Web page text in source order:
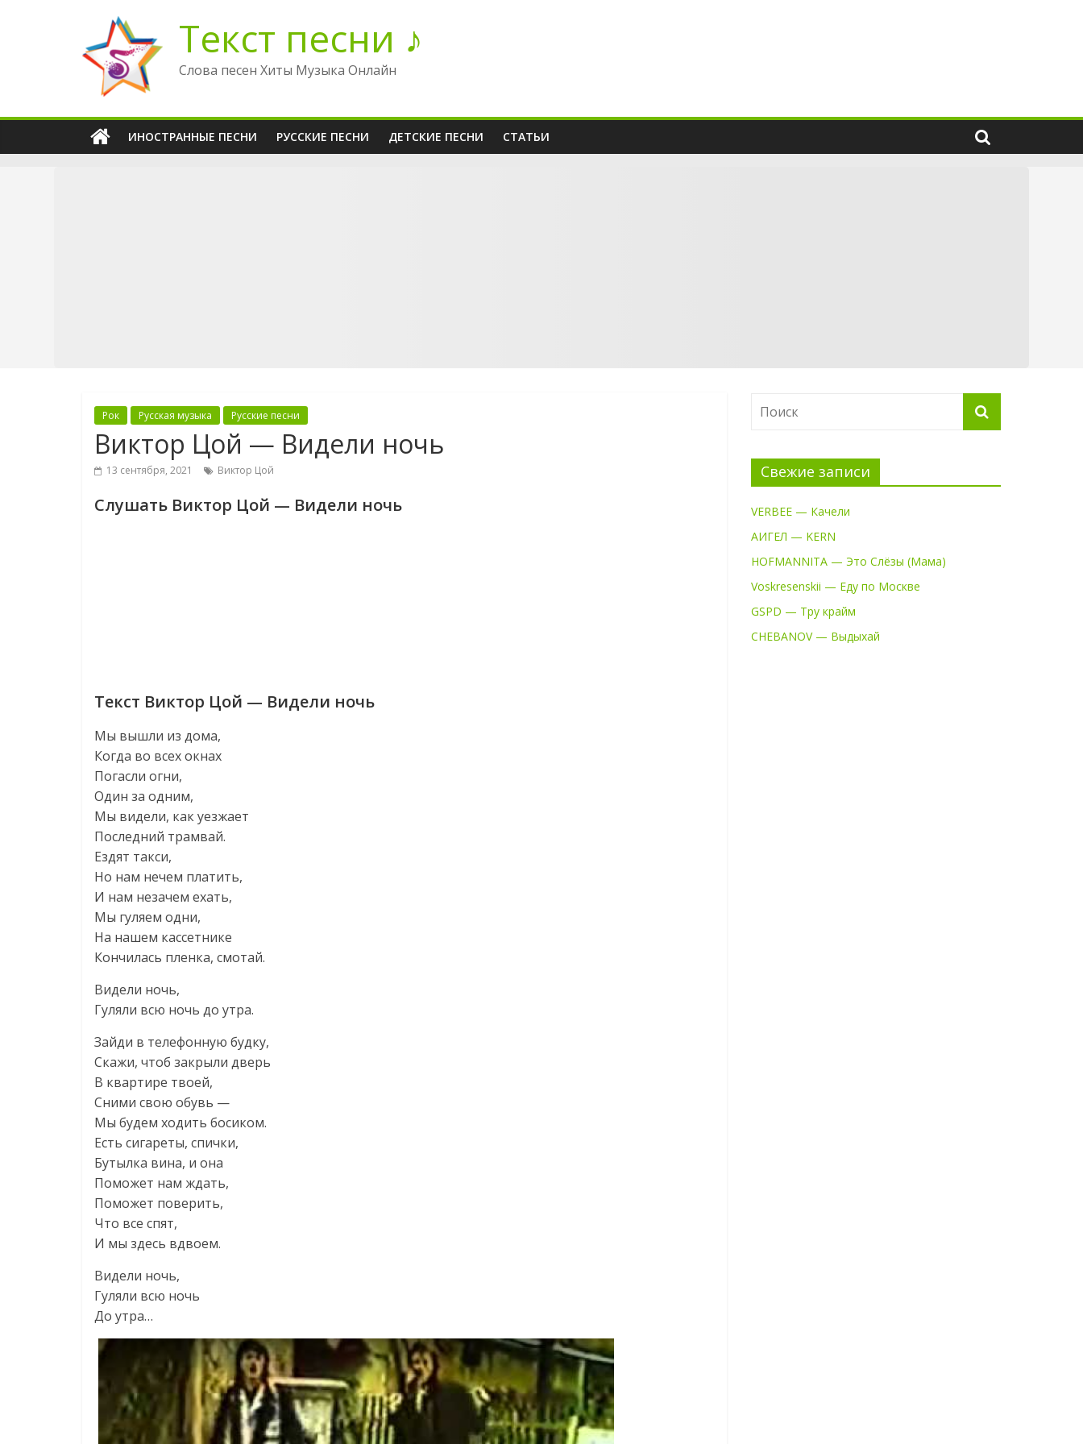
содержимому
Текст песни ♪
Слова песен Хиты Музыка Онлайн
ИНОСТРАННЫЕ ПЕСНИ РУССКИЕ ПЕСНИ ДЕТСКИЕ ПЕСНИ СТАТЬИ
Рок Русская музыка Русские песни
Виктор Цой — Видели ночь
13 сентября, 2021 Виктор Цой
Слушать Виктор Цой — Видели ночь
Текст Виктор Цой — Видели ночь
Мы вышли из дома,
Когда во всех окнах
Погасли огни,
Один за одним,
Мы видели, как уезжает
Последний трамвай.
Ездят такси,
Но нам нечем платить,
И нам незачем ехать,
Мы гуляем одни,
На нашем кассетнике
Кончилась пленка, смотай.
Видели ночь,
Гуляли всю ночь до утра.
Зайди в телефонную будку,
Скажи, чтоб закрыли дверь
В квартире твоей,
Сними свою обувь —
Мы будем ходить босиком.
Есть сигареты, спички,
Бутылка вина, и она
Поможет нам ждать,
Поможет поверить,
Что все спят,
И мы здесь вдвоем.
Видели ночь,
Гуляли всю ночь
До утра…
Свежие записи
VERBEE — Качели
АИГЕЛ — KERN
HOFMANNITA — Это Слёзы (Мама)
Voskresenskii — Еду по Москве
GSPD — Тру крайм
CHEBANOV — Выдыхай